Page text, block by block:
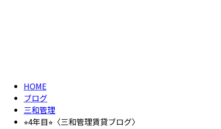
HOME
ブログ
三和管理
⭐︎4年目⭐︎〈三和管理賃貸ブログ〉